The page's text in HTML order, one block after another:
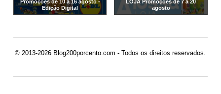
Promoções de 10 a 16 agosto -
Edição Digital
LOJA Promoções de 7 a 20
agosto
© 2013-2026 Blog200porcento.com - Todos os direitos reservados.